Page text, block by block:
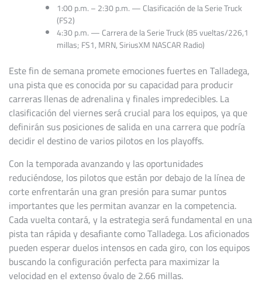
1:00 p.m. – 2:30 p.m. — Clasificación de la Serie Truck
(FS2)
4:30 p.m. — Carrera de la Serie Truck (85 vueltas/226,1
millas; FS1, MRN, SiriusXM NASCAR Radio)
Este fin de semana promete emociones fuertes en Talladega,
una pista que es conocida por su capacidad para producir
carreras llenas de adrenalina y finales impredecibles. La
clasificación del viernes será crucial para los equipos, ya que
definirán sus posiciones de salida en una carrera que podría
decidir el destino de varios pilotos en los playoffs.
Con la temporada avanzando y las oportunidades
reduciéndose, los pilotos que están por debajo de la línea de
corte enfrentarán una gran presión para sumar puntos
importantes que les permitan avanzar en la competencia.
Cada vuelta contará, y la estrategia será fundamental en una
pista tan rápida y desafiante como Talladega. Los aficionados
pueden esperar duelos intensos en cada giro, con los equipos
buscando la configuración perfecta para maximizar la
velocidad en el extenso óvalo de 2.66 millas.